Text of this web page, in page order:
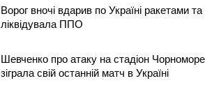
Ворог вночі вдарив по Україні ракетами
ліквідувала ППО
Шевченко про атаку на стадіон
зіграла свій останній матч в Україні